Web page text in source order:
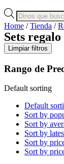
Products
search
Home /Tienda /
Sets regalo
Limpiar filtros
Rango de
Default sorting
Default
Sort by
Sort by
Sort by
Sort by
Sort by